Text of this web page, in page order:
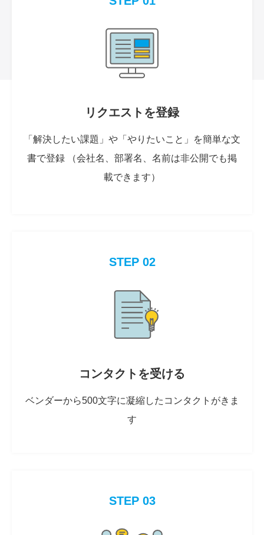
リクエストを登録
「解決したい課題」や「やりたいこと」を簡単な文
書で登録 （会社名、部署名、名前は非公開でも掲
載できます）
STEP 02
コンタクトを受ける
ベンダーから500文字に凝縮したコンタクトがきま
す
STEP 03